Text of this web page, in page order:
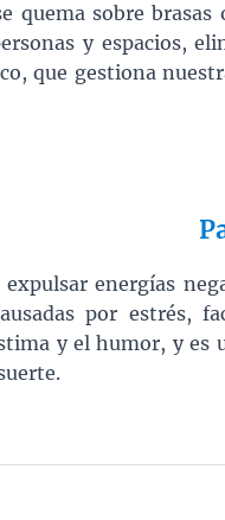
quema sobre
y espacios,
que gestiona
energías
por estrés,
y el humor, y es